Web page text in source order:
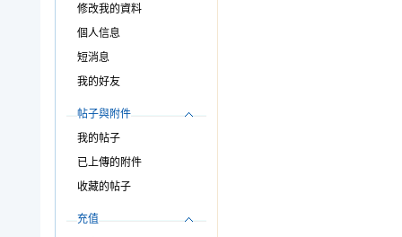
修改我的資料
個人信息
短消息
我的好友
帖子與附件
我的帖子
已上傳的附件
收藏的帖子
充值